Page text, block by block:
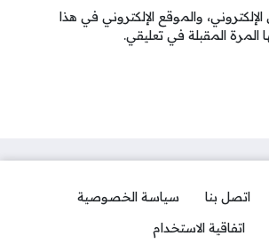
والموقع الإلكتروني في هذا
المرة المقبلة في تعليقي.
اتصل بنا
سياسة الخصوصية
اتفاقية الاستخدام